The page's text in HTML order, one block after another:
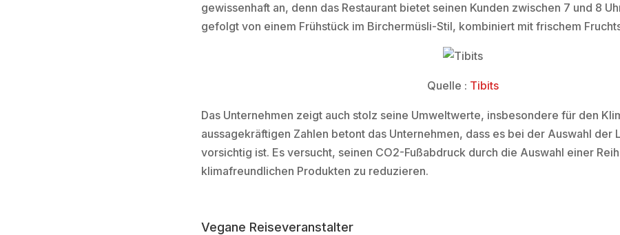
gewissenhaft an, denn das Restaurant bietet seinen Kunden zwischen 7 und 8
gefolgt von einem Frühstück im Birchermüsli-Stil, kombiniert mit frischem
Quelle : Tibits
Das Unternehmen zeigt auch stolz seine Umweltwerte, insbesondere für den
aussagekräftigen Zahlen betont das Unternehmen, dass es bei der Auswahl der
vorsichtig ist. Es versucht, seinen CO2-Fußabdruck durch die Auswahl einer
klimafreundlichen Produkten zu reduzieren.
Vegane Reiseveranstalter